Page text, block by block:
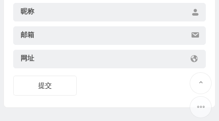
昵称
邮箱
网址
提交